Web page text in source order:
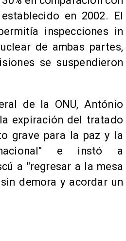
en 2002. El
inspecciones in
de ambas partes,
se suspendieron
de la ONU, António
expiración del tratado
grave para la paz y la
e instó a
a "regresar a la mesa
demora y acordar un